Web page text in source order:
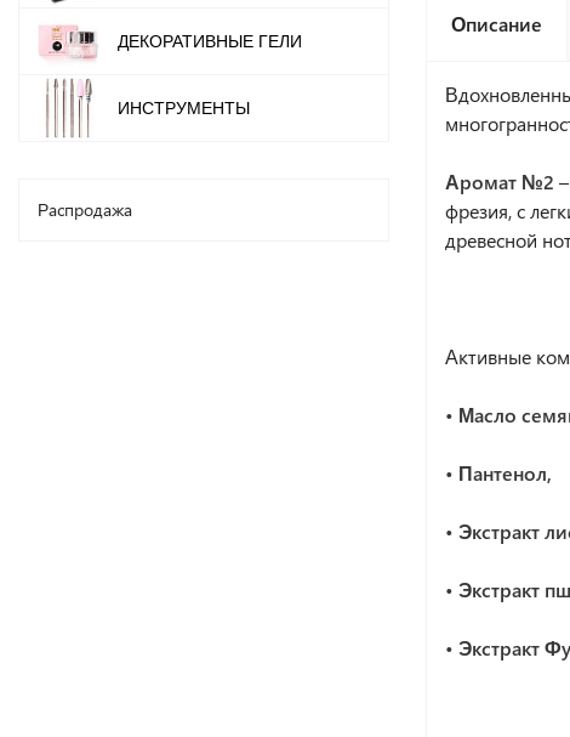
Описание
Аромат №2
фрезия, с
древесной
Активные
• Масло
• Пантенол,
• Экстракт
• Экстракт
• Экстракт
ДЕКОРАТИВНЫЕ ГЕЛИ
ИНСТРУМЕНТЫ
Распродажа